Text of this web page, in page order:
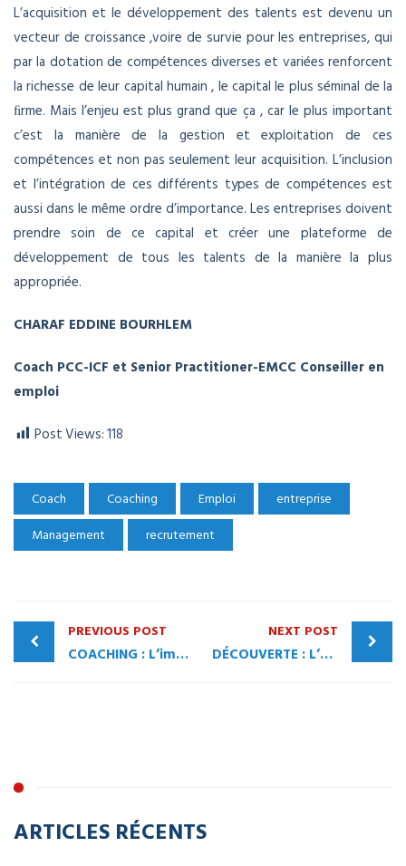
L’acquisition et le développement des talents est devenu un
vecteur de croissance ,voire de survie pour les entreprises, qui
par la dotation de compétences diverses et variées renforcent
la richesse de leur capital humain , le capital le plus séminal de la
ﬁrme. Mais l’enjeu est plus grand que ça , car le plus important
c’est la manière de la gestion et exploitation de ces
compétences et non pas seulement leur acquisition. L’inclusion
et l’intégration de ces différents types de compétences est
aussi dans le même ordre d’importance. Les entreprises doivent
prendre soin de ce capital et créer une plateforme de
développement de tous les talents de la manière la plus
appropriée.
CHARAF EDDINE BOURHLEM
Coach PCC-ICF et Senior Practitioner-EMCC Conseiller en
emploi
Post Views:118
Coach Coaching Emploi
entreprise
Management
recrutement
PREVIOUS POST
COACHING : L’importance des Soft Skills pour le développement de l’entreprise
NEXT POST
DÉCOUVERTE : L’Ennéagramme dans le monde professionnel
ARTICLES RÉCENTS